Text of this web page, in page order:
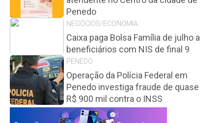
Penedo
NEGÓCIOS/ECONOMIA
Caixa paga Bolsa Família de julho a
beneficiários com NIS de final 9
PENEDO
Operação da Polícia Federal em
Penedo investiga fraude de quase
R$ 900 mil contra o INSS